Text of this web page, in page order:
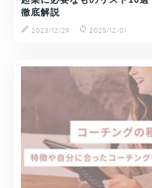
徹底解説
2023/12/29
2025/12/01